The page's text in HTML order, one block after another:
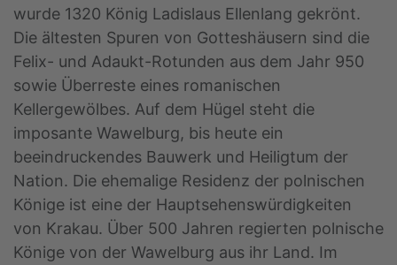
wurde 1320 König Ladislaus Ellenlang gekrönt.
Die ältesten Spuren von Gotteshäusern sind die
Felix- und Adaukt-Rotunden aus dem Jahr 950
sowie Überreste eines romanischen
Kellergewölbes. Auf dem Hügel steht die
imposante Wawelburg, bis heute ein
beeindruckendes Bauwerk und Heiligtum der
Nation. Die ehemalige Residenz der polnischen
Könige ist eine der Hauptsehenswürdigkeiten
von Krakau. Über 500 Jahren regierten polnische
Könige von der Wawelburg aus ihr Land. Im